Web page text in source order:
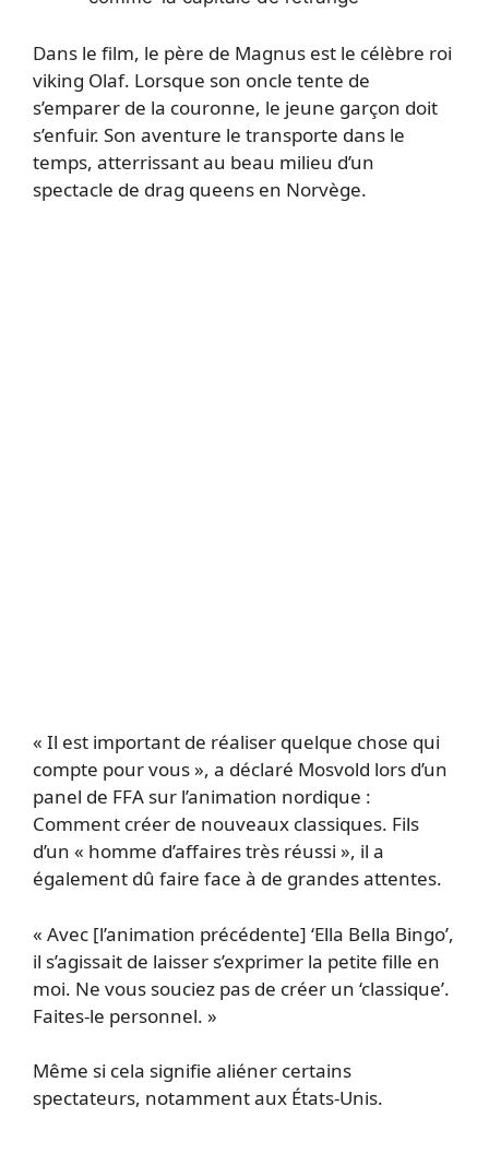
Dans le film, le père de Magnus est le célèbre roi
viking Olaf. Lorsque son oncle tente de
s’emparer de la couronne, le jeune garçon doit
s’enfuir. Son aventure le transporte dans le
temps, atterrissant au beau milieu d’un
spectacle de drag queens en Norvège.
« Il est important de réaliser quelque chose qui
compte pour vous », a déclaré Mosvold lors d’un
panel de FFA sur l’animation nordique :
Comment créer de nouveaux classiques. Fils
d’un « homme d’affaires très réussi », il a
également dû faire face à de grandes attentes.
« Avec [l’animation précédente] ‘Ella Bella Bingo’,
il s’agissait de laisser s’exprimer la petite fille en
moi. Ne vous souciez pas de créer un ‘classique’.
Faites-le personnel. »
Même si cela signifie aliéner certains
spectateurs, notamment aux États-Unis.